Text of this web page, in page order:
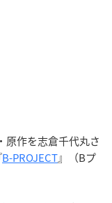
原作を志倉千代丸さ
B-PROJECT』（Bプ